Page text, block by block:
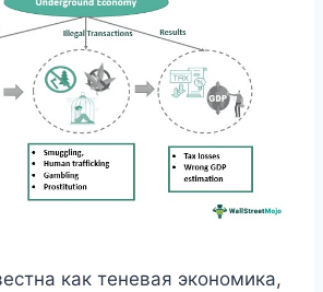
как теневая экономика,